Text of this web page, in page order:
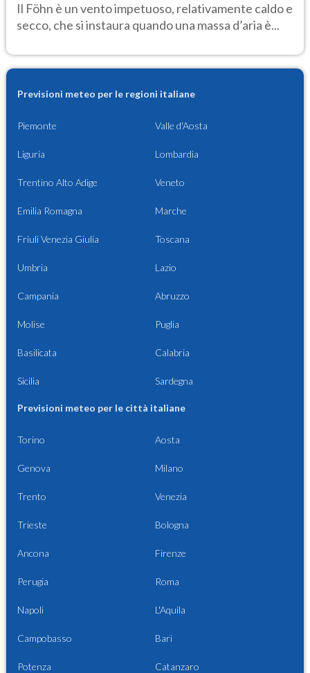
Il Föhn è un vento impetuoso, relativamente caldo e
secco, che si instaura quando una massa d’aria è...
Previsioni meteo per le regioni italiane
Piemonte Valle d'Aosta
Liguria Lombardia
Trentino Alto Adige Veneto
Emilia Romagna Marche
Friuli Venezia Giulia Toscana
Umbria Lazio
Campania Abruzzo
Molise Puglia
Basilicata Calabria
Sicilia Sardegna
Previsioni meteo per le città italiane
Torino Aosta
Genova Milano
Trento Venezia
Trieste Bologna
Ancona Firenze
Perugia Roma
Napoli L'Aquila
Campobasso Bari
Potenza Catanzaro